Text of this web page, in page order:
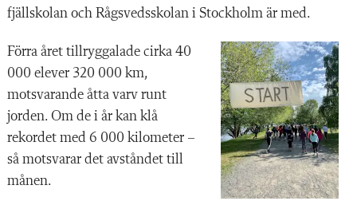
fjällskolan och Rågsvedsskolan i Stockholm är med.
Förra året tillryggalade cirka 40
000 elever 320 000 km,
motsvarande åtta varv runt
jorden. Om de i år kan klå
rekordet med 6 000 kilometer –
så motsvarar det avståndet till
månen.